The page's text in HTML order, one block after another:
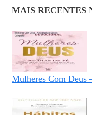
MAIS RECENTES
Mulheres Com Deus